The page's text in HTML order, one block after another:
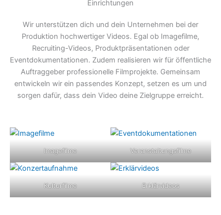
Einrichtungen
Wir unterstützen dich und dein Unternehmen bei der
Produktion hochwertiger Videos. Egal ob Imagefilme,
Recruiting-Videos, Produktpräsentationen oder
Eventdokumentationen. Zudem realisieren wir für öffentliche
Auftraggeber professionelle Filmprojekte. Gemeinsam
entwickeln wir ein passendes Konzept, setzen es um und
sorgen dafür, dass dein Video deine Zielgruppe erreicht.
Imagefilme Veranstaltungsfilme
Kulturfilme Erklärvideos